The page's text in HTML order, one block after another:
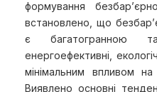
формування
встановлено, що
є багатогранною
енергоефективні,
мінімальним впливом
Виявлено основні